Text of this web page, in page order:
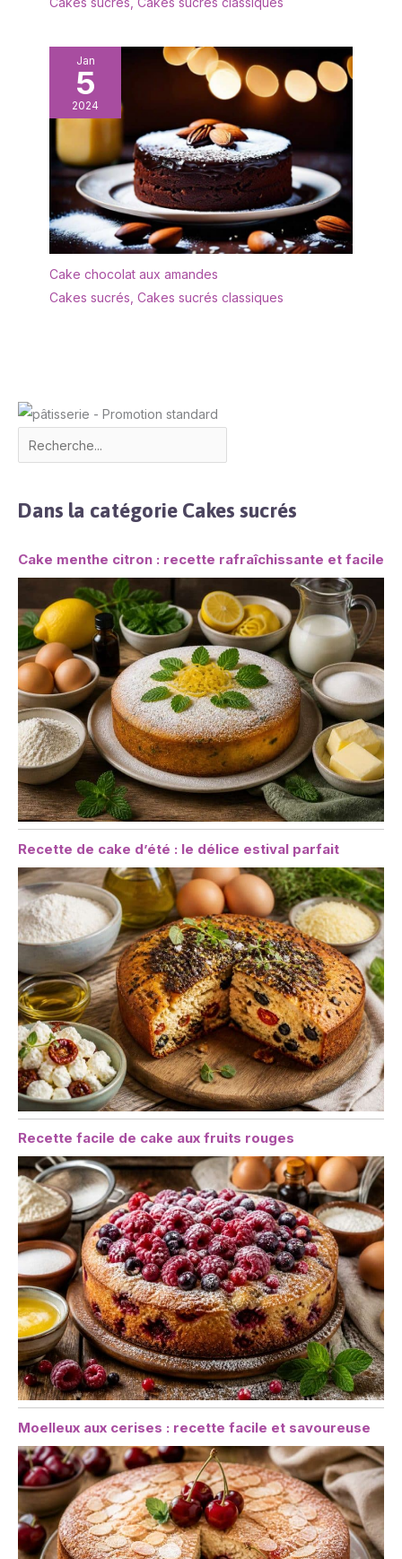
Jan
5
2024
Cake chocolat aux amandes
Cakes sucrés Cakes sucrés classiques
Dans la catégorie Cakes sucrés
Cake menthe citron : recette rafraîchissante et facile
Recette de cake d’été : le délice estival parfait
Recette facile de cake aux fruits rouges
Moelleux aux cerises : recette facile et savoureuse